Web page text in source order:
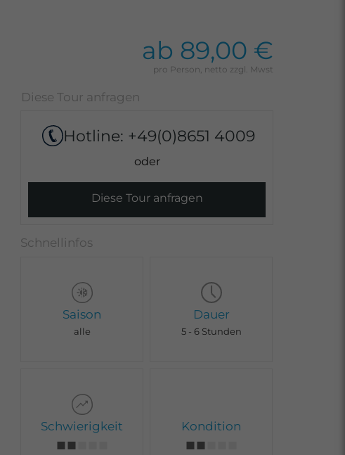
ab 89,00 €
Hotline: +49(0)8651 4009
Diese Tour anfragen
Saison
alle
Dauer
5 - 6 Stunden
Schwierigkeit Kondition